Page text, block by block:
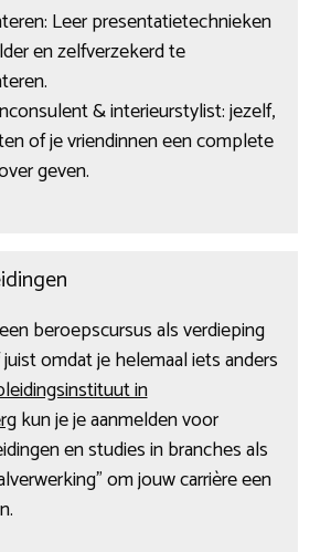
Leer presentatietechnieken
en zelfverzekerd te
& interieurstylist: jezelf,
of je vriendinnen een complete
geven.
beroepscursus als verdieping
omdat je helemaal iets anders
in
kun je je aanmelden voor
en studies in branches als
om jouw carrière een